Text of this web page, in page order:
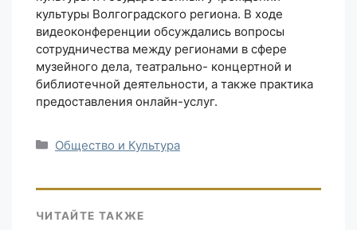
культуры Волгоградского региона. В ходе
видеоконференции обсуждались вопросы
сотрудничества между регионами в сфере
музейного дела, театрально- концертной и
библиотечной деятельности, а также практика
предоставления онлайн-услуг.
Рубрики
Общество и Культура
ЧИТАЙТЕ ТАКЖЕ